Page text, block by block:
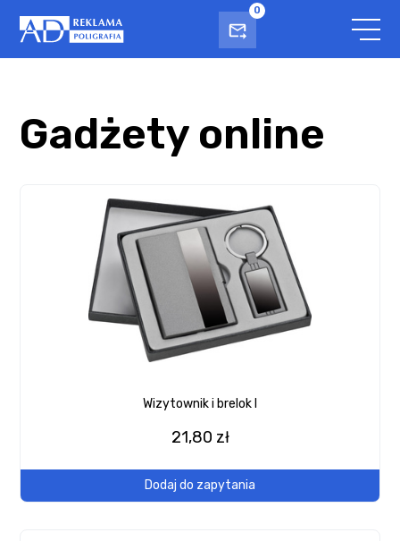
0
Gadżety online
Wizytownik i brelok I
21,80 zł
Dodaj do zapytania